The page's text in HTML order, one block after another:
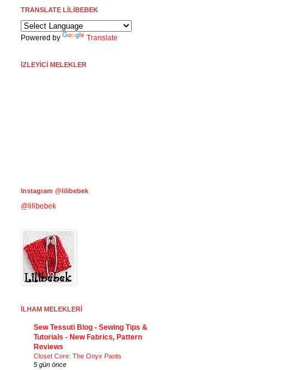
TRANSLATE LİLİBEBEK
Powered by Translate
İZLEYİCİ MELEKLER
Instagram @lilibebek
@lilibebek
İLHAM MELEKLERİ
Sew Tessuti Blog - Sewing Tips &
Tutorials - New Fabrics, Pattern
Reviews
Closet Core: The Onyx Pants
5 gün önce